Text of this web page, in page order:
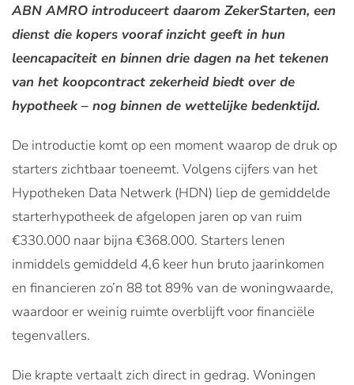
ABN AMRO introduceert daarom ZekerStarten, een
dienst die kopers vooraf inzicht geeft in hun
leencapaciteit en binnen drie dagen na het tekenen
van het koopcontract zekerheid biedt over de
hypotheek – nog binnen de wettelijke bedenktijd.
De introductie komt op een moment waarop de druk op
starters zichtbaar toeneemt. Volgens cijfers van het
Hypotheken Data Netwerk (HDN) liep de gemiddelde
starterhypotheek de afgelopen jaren op van ruim
€330.000 naar bijna €368.000. Starters lenen
inmiddels gemiddeld 4,6 keer hun bruto jaarinkomen
en financieren zo’n 88 tot 89% van de woningwaarde,
waardoor er weinig ruimte overblijft voor financiële
tegenvallers.
Die krapte vertaalt zich direct in gedrag. Woningen